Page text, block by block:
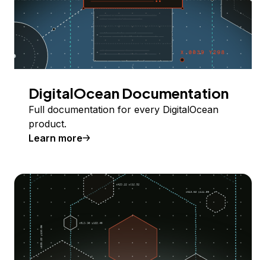
DigitalOcean Documentation
Full documentation for every DigitalOcean
product.
Learn more